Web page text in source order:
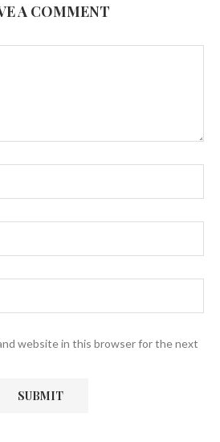
A COMMENT
website in this browser for the next